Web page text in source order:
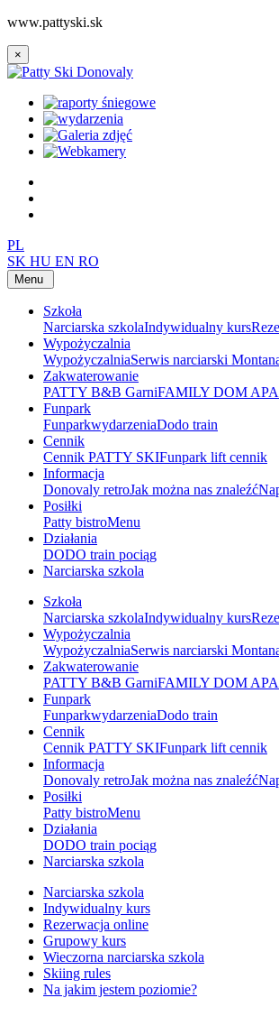
www.pattyski.sk
×
PL
SK HU EN RO
Menu
Szkoła
Narciarska szkolaIndywidualny kurs
Wypożyczalnia
WypożyczalniaSerwis narciarski
Zakwaterowanie
PATTY B&B GarniFAMILY DOM
Funpark
FunparkwydarzeniaDodo train
Cennik
Cennik PATTY SKIFunpark lift cennik
Informacja
Donovaly retroJak można nas znaleźć
Posiłki
Patty bistroMenu
Działania
DODO train pociąg
Narciarska szkola
Szkoła
Narciarska szkolaIndywidualny kurs
Wypożyczalnia
WypożyczalniaSerwis narciarski
Zakwaterowanie
PATTY B&B GarniFAMILY DOM
Funpark
FunparkwydarzeniaDodo train
Cennik
Cennik PATTY SKIFunpark lift cennik
Informacja
Donovaly retroJak można nas znaleźć
Posiłki
Patty bistroMenu
Działania
DODO train pociąg
Narciarska szkola
Narciarska szkola
Indywidualny kurs
Rezerwacja online
Grupowy kurs
Wieczorna narciarska szkola
Skiing rules
Na jakim jestem poziomie?